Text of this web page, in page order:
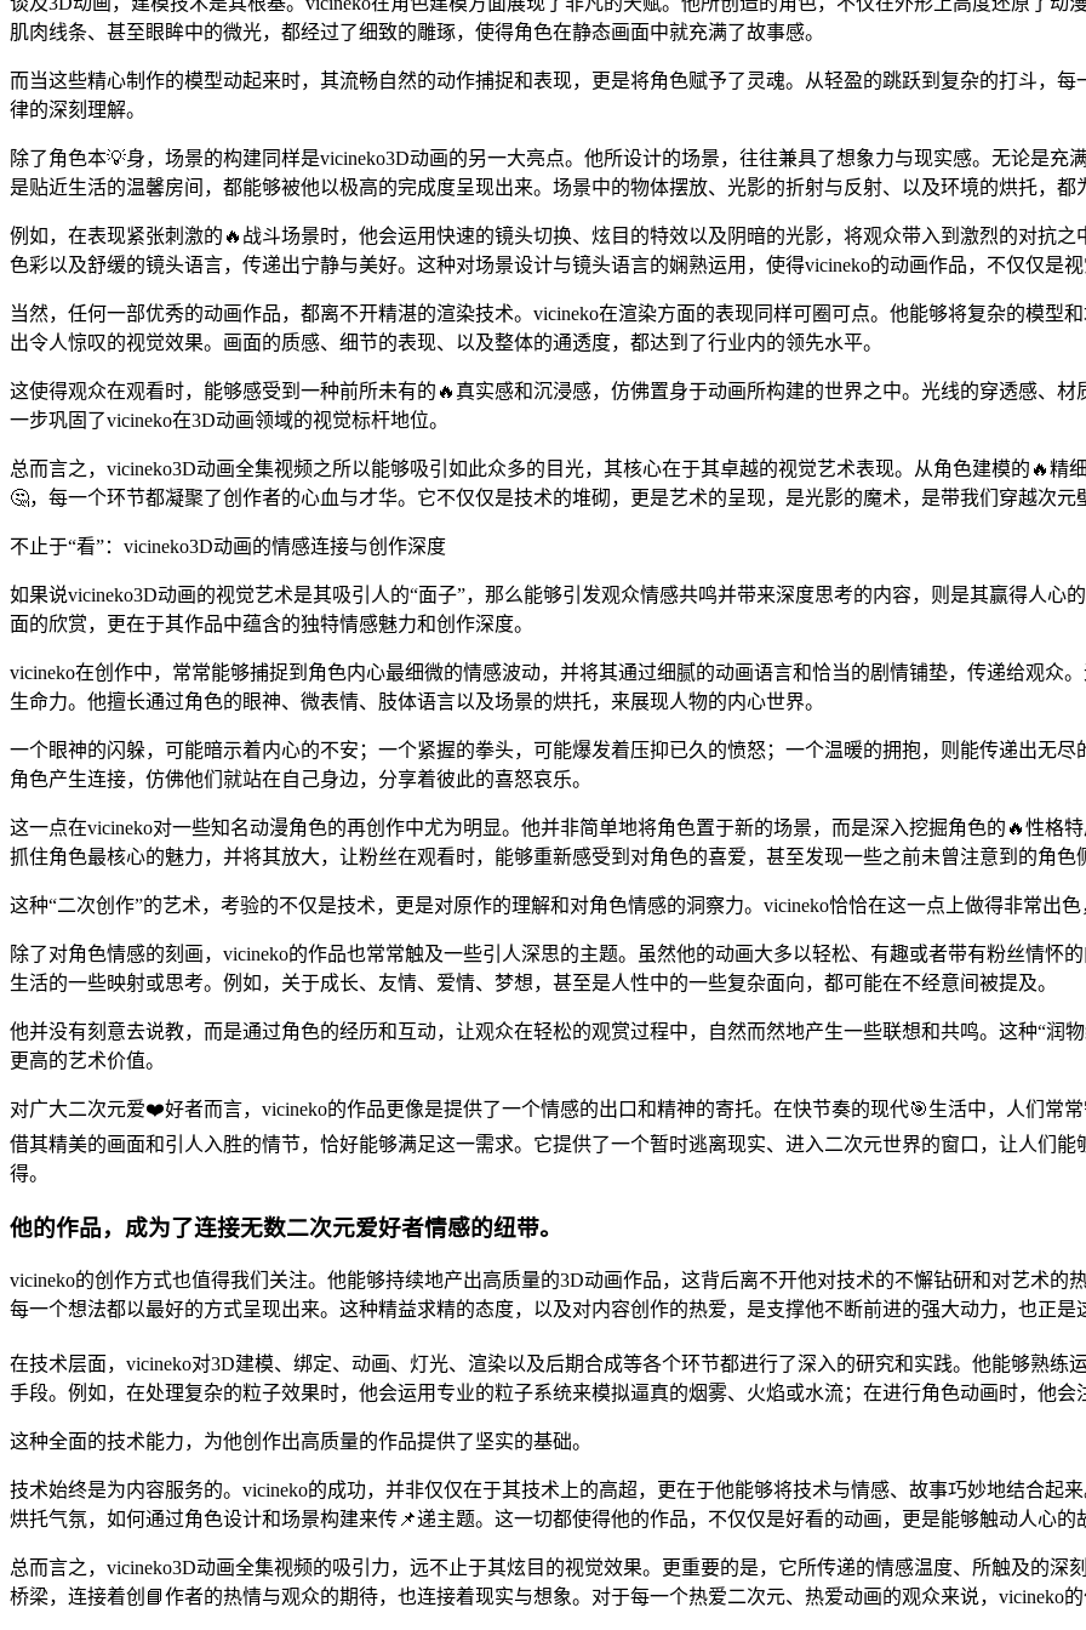
肌肉线条、甚至眼眸中的微光，都经过了细致的雕琢，使得角色在静态画面中就充满了故事感。
而当这些精心制作的模型动起来时，其流畅自然的动作捕捉和表现，更是将角色赋予了灵魂。从轻盈的跳跃到复杂的打斗，
律的深刻理解。
除了角色本💡身，场景的构建同样是vicineko3D动画的另一大亮点。他所设计的场景，往往兼具了想象力与现实感。无论是
是贴近生活的温馨房间，都能够被他以极高的完成度呈现出来。场景中的物体摆放、光影的折射与反射、以及环境的烘托，
例如，在表现紧张刺激的🔥战斗场景时，他会运用快速的镜头切换、炫目的特效以及阴暗的光影，将观众带入到激烈的对抗
色彩以及舒缓的镜头语言，传递出宁静与美好。这种对场景设计与镜头语言的娴熟运用，使得vicineko的动画作品，不仅仅是
当然，任何一部优秀的动画作品，都离不开精湛的渲染技术。vicineko在渲染方面的表现同样可圈可点。他能够将复杂的模型
出令人惊叹的视觉效果。画面的质感、细节的表现、以及整体的通透度，都达到了行业内的领先水平。
这使得观众在观看时，能够感受到一种前所未有的🔥真实感和沉浸感，仿佛置身于动画所构建的世界之中。光线的穿透感、
一步巩固了vicineko在3D动画领域的视觉标杆地位。
总而言之，vicineko3D动画全集视频之所以能够吸引如此众多的目光，其核心在于其卓越的视觉艺术表现。从角色建模的🔥
🤔，每一个环节都凝聚了创作者的心血与才华。它不仅仅是技术的堆砌，更是艺术的呈现，是光影的魔术，是带我们穿越次
不止于“看”：vicineko3D动画的情感连接与创作深度
如果说vicineko3D动画的视觉艺术是其吸引人的“面子”，那么能够引发观众情感共鸣并带来深度思考的内容，则是其赢得人心
面的欣赏，更在于其作品中蕴含的独特情感魅力和创作深度。
vicineko在创作中，常常能够捕捉到角色内心最细微的情感波动，并将其通过细腻的动画语言和恰当的剧情铺垫，传递给观众
生命力。他擅长通过角色的眼神、微表情、肢体语言以及场景的烘托，来展现人物的内心世界。
一个眼神的闪躲，可能暗示着内心的不安；一个紧握的拳头，可能爆发着压抑已久的愤怒；一个温暖的拥抱，则能传递出无
角色产生连接，仿佛他们就站在自己身边，分享着彼此的喜怒哀乐。
这一点在vicineko对一些知名动漫角色的再创作中尤为明显。他并非简单地将角色置于新的场景，而是深入挖掘角色的🔥性格
抓住角色最核心的魅力，并将其放大，让粉丝在观看时，能够重新感受到对角色的喜爱，甚至发现一些之前未曾注意到的角色
这种“二次创作”的艺术，考验的不仅是技术，更是对原作的理解和对角色情感的洞察力。vicineko恰恰在这一点上做得非常出
除了对角色情感的刻画，vicineko的作品也常常触及一些引人深思的主题。虽然他的动画大多以轻松、有趣或者带有粉丝情怀
生活的一些映射或思考。例如，关于成长、友情、爱情、梦想，甚至是人性中的一些复杂面向，都可能在不经意间被提及。
他并没有刻意去说教，而是通过角色的经历和互动，让观众在轻松的观赏过程中，自然而然地产生一些联想和共鸣。这种“润
更高的艺术价值。
对广大二次元爱❤️好者而言，vicineko的作品更像是提供了一个情感的出口和精神的寄托。在快节奏的现代🎯生活中，人们常
借其精美的画面和引人入胜的情节，恰好能够满足这一需求。它提供了一个暂时逃离现实、进入二次元世界的窗口，让人们
得。
他的作品，成为了连接无数二次元爱好者情感的纽带。
vicineko的创作方式也值得我们关注。他能够持续地产出高质量的3D动画作品，这背后离不开他对技术的不懈钻研和对艺术
每一个想法都以最好的方式呈现出来。这种精益求精的态度，以及对内容创作的热爱，是支撑他不断前进的强大动力，也正
在技术层面，vicineko对3D建模、绑定、动画、灯光、渲染以及后期合成等各个环节都进行了深入的研究和实践。他能够熟
手段。例如，在处理复杂的粒子效果时，他会运用专业的粒子系统来模拟逼真的烟雾、火焰或水流；在进行角色动画时，他
这种全面的技术能力，为他创作出高质量的作品提供了坚实的基础。
技术始终是为内容服务的。vicineko的成功，并非仅仅在于其技术上的高超，更在于他能够将技术与情感、故事巧妙地结合起
烘托气氛，如何通过角色设计和场景构建来传📌递主题。这一切都使得他的作品，不仅仅是好看的动画，更是能够触动人心的
总而言之，vicineko3D动画全集视频的吸引力，远不止于其炫目的视觉效果。更重要的是，它所传递的情感温度、所触及的
桥梁，连接着创📘作者的热情与观众的期待，也连接着现实与想象。对于每一个热爱二次元、热爱动画的观众来说，vicineko